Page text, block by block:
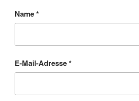
Name*
E-Mail-Adresse*